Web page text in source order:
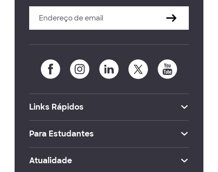
Links Rápidos
Para Estudantes
Atualidade